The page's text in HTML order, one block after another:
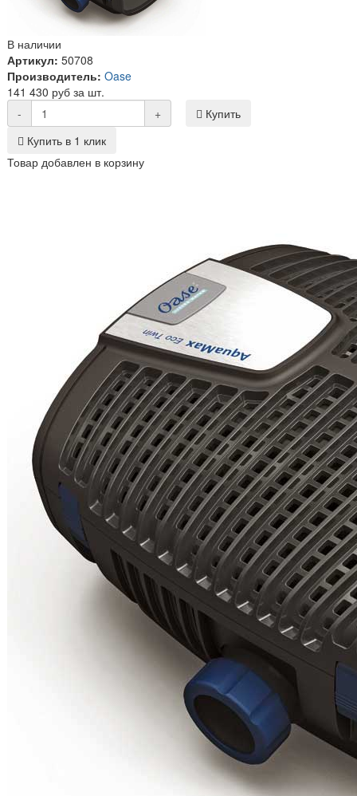
В наличии
Артикул: 50708
Производитель: Oase
141 430 руб за шт.
-
+
Купить
Купить в 1 клик
Товар добавлен в корзину